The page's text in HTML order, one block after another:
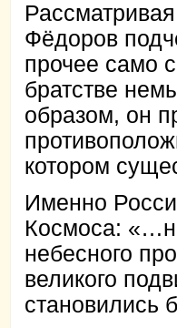
Фёдоров
прочее само
братстве
образом, он
котором
Именно
Космоса:
небесного
великого
становились